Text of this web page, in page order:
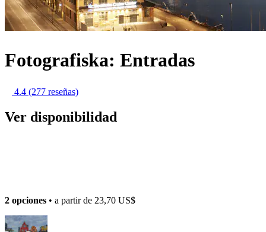
Fotografiska: Entradas
4.4 (277 reseñas)
Ver disponibilidad
2 opciones • a partir de 23,70 US$